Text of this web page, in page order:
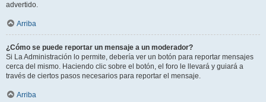
advertido.
Arriba
¿Cómo se puede reportar un mensaje a un moderador?
Si La Administración lo permite, debería ver un botón para reportar mensajes
cerca del mismo. Haciendo clic sobre el botón, el foro le llevará y guiará a
través de ciertos pasos necesarios para reportar el mensaje.
Arriba